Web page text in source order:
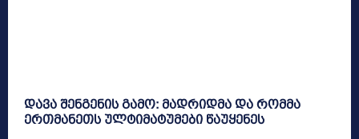
დავა შენგენის გამო: მადრიდმა და რომმა
ერთმანეთს ულტიმატუმები წაუყენეს